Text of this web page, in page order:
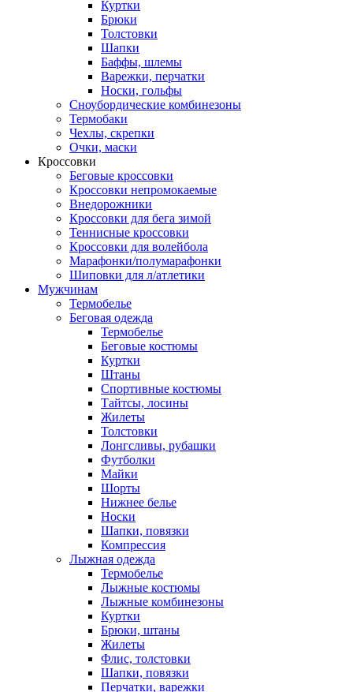
Куртки
Брюки
Толстовки
Шапки
Баффы, шлемы
Варежки, перчатки
Носки, гольфы
Сноубордические комбинезоны
Термобаки
Чехлы, скрепки
Очки, маски
Кроссовки
Беговые кроссовки
Кроссовки непромокаемые
Внедорожники
Кроссовки для бега зимой
Теннисные кроссовки
Кроссовки для волейбола
Марафонки/полумарафонки
Шиповки для л/атлетики
Мужчинам
Термобелье
Беговая одежда
Термобелье
Беговые костюмы
Куртки
Штаны
Спортивные костюмы
Тайтсы, лосины
Жилеты
Толстовки
Лонгсливы, рубашки
Футболки
Майки
Шорты
Нижнее белье
Носки
Шапки, повязки
Компрессия
Лыжная одежда
Термобелье
Лыжные костюмы
Лыжные комбинезоны
Куртки
Брюки, штаны
Жилеты
Флис, толстовки
Шапки, повязки
Перчатки, варежки